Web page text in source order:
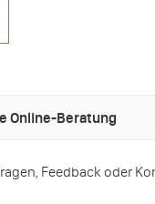
Online-Beratung
Feedback oder